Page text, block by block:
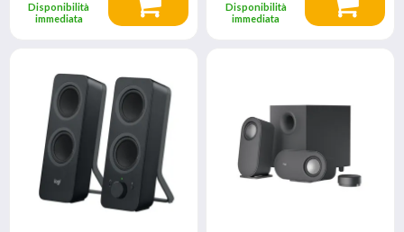
Disponibilità
immediata
Disponibilità
immediata